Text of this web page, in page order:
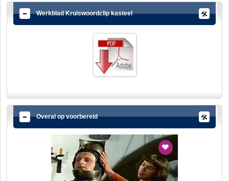
Werkblad Kruiswoordclip kasteel
Overal op voorbereid